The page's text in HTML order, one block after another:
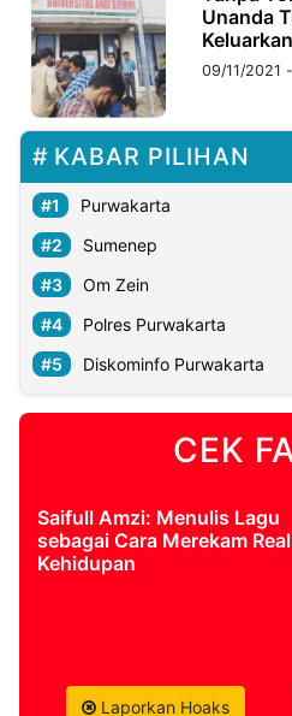
Unanda
Seksual
09/11/2021
KABAR PILIHAN
Purwakarta
Sumenep
Om Zein
Polres Purwakarta
Diskominfo Purwakarta
CEK
Saifull Amzi: Menulis Lagu
sebagai Cara Merekam
Kehidupan
Laporkan Hoaks